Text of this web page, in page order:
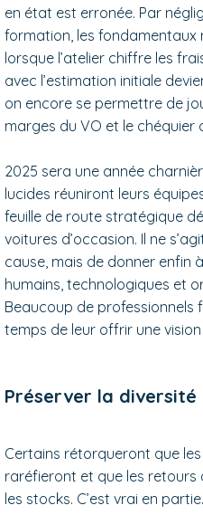
en état est erronée. Par
formation, les fondamentaux
lorsque l’atelier chiffre les
avec l’estimation initiale
on encore se permettre de
marges du VO et le chéquier
2025 sera une année
lucides réuniront leurs
feuille de route stratégique
voitures d’occasion. Il ne
cause, mais de donner enfin
humains, technologiques et
Beaucoup de professionnels
temps de leur offrir une
Préserver la diversité
Certains rétorqueront que
raréfieront et que les retours
les stocks. C’est vrai en